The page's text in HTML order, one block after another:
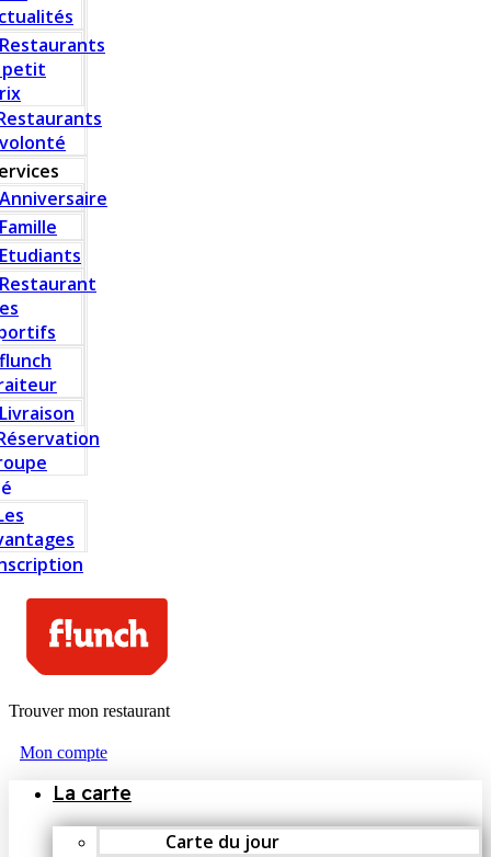
Restaurants
petit
Anniversaire
Famille
Etudiants
Restaurant
flunch
Livraison
Trouver mon restaurant
Mon compte
La carte
Carte du jour